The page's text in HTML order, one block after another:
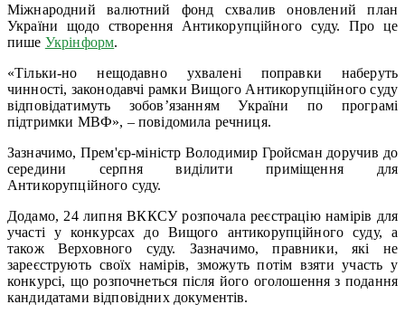
Міжнародний валютний фонд схвалив оновлений план
України щодо створення Антикорупційного суду. Про це
пише Укрінформ.
«Тільки-но нещодавно ухвалені поправки наберуть
чинності, законодавчі рамки Вищого Антикорупційного суду
відповідатимуть зобов’язанням України по програмі
підтримки МВФ», – повідомила речниця.
Зазначимо, Прем'єр-міністр Володимир Гройсман доручив до
середини серпня виділити приміщення для
Антикорупційного суду.
Додамо, 24 липня ВККСУ розпочала реєстрацію намірів для
участі у конкурсах до Вищого антикорупційного суду, а
також Верховного суду. Зазначимо, правники, які не
зареєструють своїх намірів, зможуть потім взяти участь у
конкурсі, що розпочнеться після його оголошення з подання
кандидатами відповідних документів.